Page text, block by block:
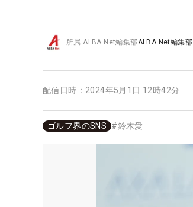
所属ALBA Net編集部ALBA Net編集部
配信日時： 2024年5月1日 12時42分
ゴルフ界のSNS #鈴木愛